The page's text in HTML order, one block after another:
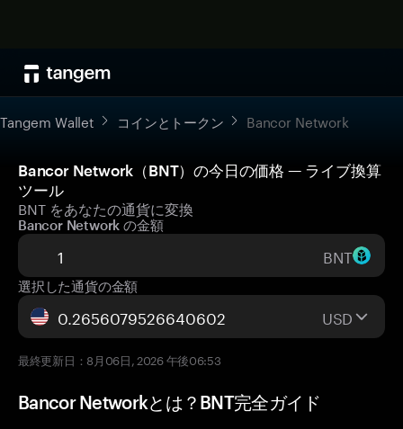
Tangem Wallet コインとトークン Bancor Network
Bancor Network（BNT）の今日の価格 — ライブ換算
ツール
BNT をあなたの通貨に変換
Bancor Network の金額
BNT
選択した通貨の金額
USD
最終更新日：8月06日, 2026 午後06:53
Bancor Networkとは？BNT完全ガイド